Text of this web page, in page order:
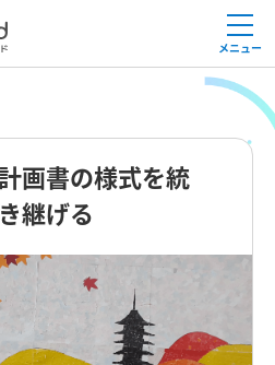
メニュー
画書の様式を統
継げる